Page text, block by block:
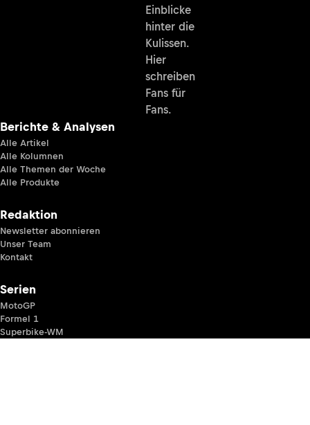
Einblicke
hinter die
Kulissen.
Hier
schreiben
Fans für
Fans.
Berichte & Analysen
Alle Artikel
Alle Kolumnen
Alle Themen der Woche
Alle Produkte
Redaktion
Newsletter abonnieren
Unser Team
Kontakt
Serien
MotoGP
Formel 1
Superbike-WM